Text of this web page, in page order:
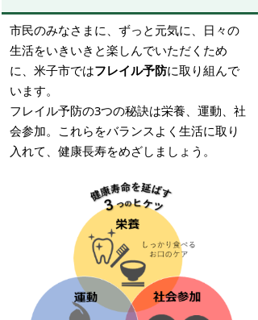
市民のみなさまに、ずっと元気に、日々の
生活をいきいきと楽しんでいただくため
に、米子市ではフレイル予防に取り組んで
います。
フレイル予防の3つの秘訣は栄養、運動、社
会参加。これらをバランスよく生活に取り
入れて、健康長寿をめざしましょう。